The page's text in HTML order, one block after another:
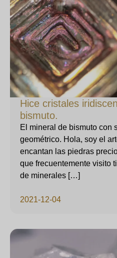
Hice cristales
bismuto.
2021-12-04
El mineral de bismuto con
geométrico. Hola, soy el
encantan las piedras
que frecuentemente visito
de minerales […]